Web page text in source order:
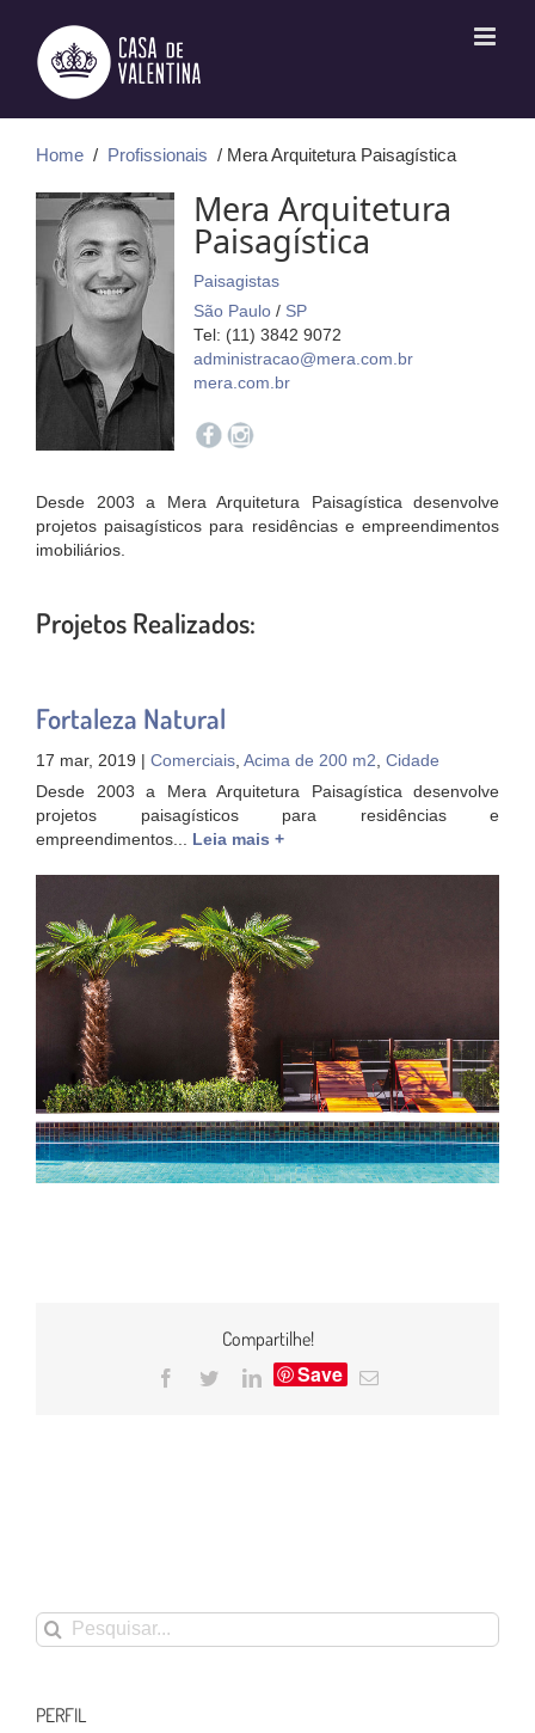
conteúdo
Home / Profissionais / Mera Arquitetura Paisagística
Mera Arquitetura
Paisagística
Paisagistas
São Paulo / SP
Tel: (11) 3842 9072
administracao@mera.com.br
mera.com.br
Desde 2003 a Mera Arquitetura Paisagística desenvolve
projetos paisagísticos para residências e empreendimentos
imobiliários.
Projetos Realizados:
Fortaleza Natural
17 mar, 2019 | Comerciais, Acima de 200 m2, Cidade
Desde 2003 a Mera Arquitetura Paisagística desenvolve
projetos paisagísticos para residências e
empreendimentos... Leia mais +
Compartilhe!
Facebook
TwitterLinkedIn
Save
E-
Buscar
resultados
PERFIL